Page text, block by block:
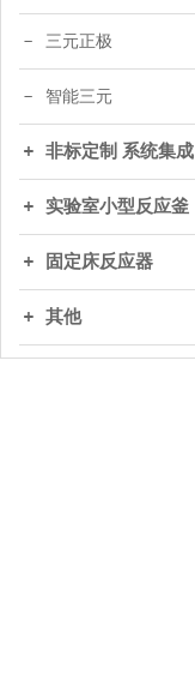
三元正极
智能三元
非标定制 系统集成
实验室小型反应釜
固定床反应器
其他